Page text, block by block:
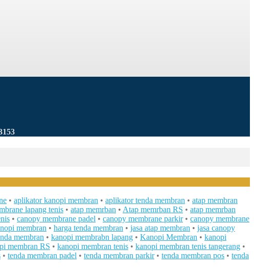
• aplikator kanopi membran • aplikator tenda membran • atap membran
lapang tenis • atap memrban • Atap memrban RS • atap memrban
• canopy membrane padel • canopy membrane parkir• canopy membrane
membran • harga tenda membran • jasa atap membran • jasa canopy
membran • kanopi membrabn lapang • Kanopi Membran • kanopi
membran RS • kanopi membran tenis • kanopi membran tenis tangerang •
• tenda membran padel • tenda membran parkir• tenda membran pos • tenda